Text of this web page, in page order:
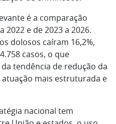
é a comparação
2022 e de 2023 a 2026.
dolosos caíram 16,2%,
casos, o que
tendência de redução da
mais estruturada e
nacional tem